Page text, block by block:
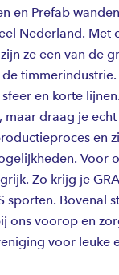
Samen kijken we
bij jou past.
en Prefab
Nederland. Met
ze een van de
en korte
maar draag je
en
Voor
Zo krijg je
sporten. Bovenal
ons voorop en
voor leuke